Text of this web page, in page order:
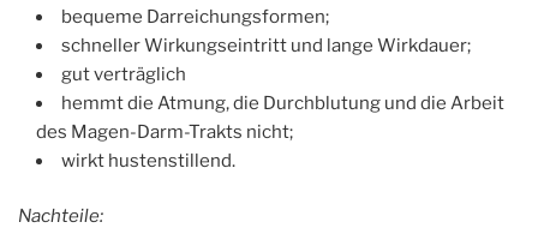
bequeme Darreichungsformen;
schneller Wirkungseintritt und lange Wirkdauer;
gut verträglich
hemmt die Atmung, die Durchblutung und die Arbeit
des Magen-Darm-Trakts nicht;
wirkt hustenstillend.
Nachteile: